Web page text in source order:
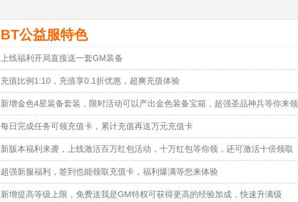
BT公益服特色
上线福利开局直接送一套GM装备
充值比例1:10，充值享0.1折优惠，超爽充值体验
新增金色4星装备套装，限时活动可以产出金色装备宝箱，超强圣品神兵等你来领
每日完成任务可领充值卡，累计充值再送万元充值卡
新版本福利来袭，上线激活百万红包活动，十万红包等你领，还可激活十倍领取
超强新服福利，签到也能领取充值卡，福利爆满等您来体验
新增提高等级上限，免费送我是GM特权可获得更高的经验加成，快速升满级